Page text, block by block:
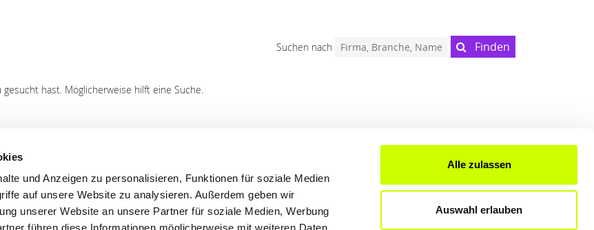
und Anzeigen zu personalisieren, Funktionen für soziale Medien
auf unsere Website zu analysieren. Außerdem geben wir
unserer Website an unsere Partner für soziale Medien, Werbung
Alle zulassen
Auswahl erlauben
Suchen nach Finden
hast. Möglicherweise hilft eine Suche.
WhatsApp
0800 0057425
FÜR UNTERNEHMER
Produkte & Lösungen
Werben auf dem Blog